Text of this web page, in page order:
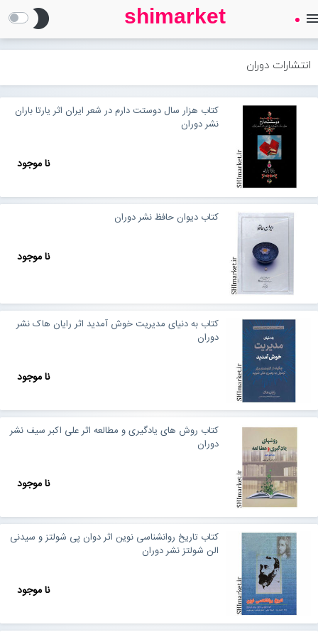
SHIMARKET
فروشگاه اینترنتی کتاب
درباره ما
Open submenu (محصولات)
محصولات
تماس با ما
ورود به سایت
brightness_2 shimarket
انتشارات دوران
کتاب هزار سال دوستت دارم در شعر ایران اثر یارتا باران
نشر دوران
نا موجود
کتاب دیوان حافظ نشر دوران
نا موجود
کتاب به دنیای مدیریت خوش آمدید اثر رایان هاک نشر
دوران
نا موجود
کتاب روش های یادگیری و مطالعه اثر علی اکبر سیف نشر
دوران
نا موجود
کتاب تاریخ روانشناسی نوین اثر دوان پی شولتز و سیدنی
الن شولتز نشر دوران
نا موجود